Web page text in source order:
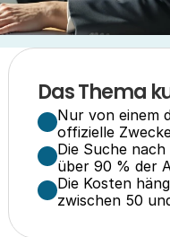
Das Thema
Nur von einem
offizielle
Die Suche
über 90 % der
Die Kosten
zwischen 50